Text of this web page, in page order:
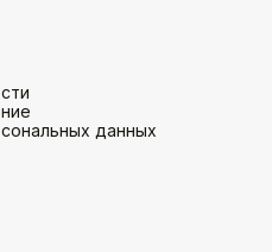
данных